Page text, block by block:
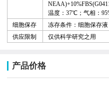
温度：37℃；气相：
细胞保存
冻存条件：细胞保存液
供应限制
仅供科学研究之用
产品价格